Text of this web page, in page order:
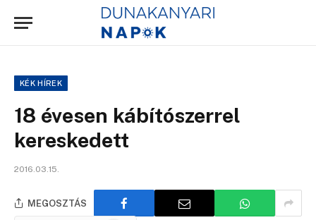
KÉK HÍREK
18 évesen kábítószerrel
kereskedett
2016.03.15.
MEGOSZTÁS